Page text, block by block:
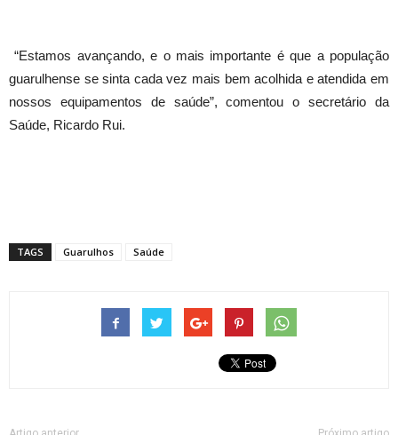
“Estamos avançando, e o mais importante é que a população
guarulhense se sinta cada vez mais bem acolhida e atendida em
nossos equipamentos de saúde”, comentou o secretário da
Saúde, Ricardo Rui.
TAGS Guarulhos Saúde